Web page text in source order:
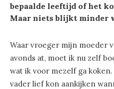
bepaalde leeftijd of het
Maar niets blijkt minder
Waar vroeger mijn moeder
avonds at, moet ik nu zelf
wat ik voor mezelf ga
vader lief kon aankijken